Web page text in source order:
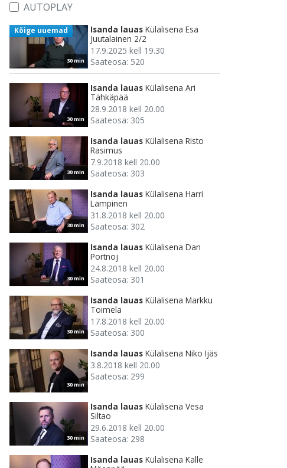
AUTOPLAY
30 min
Kõige uuemad Isanda lauas Külalisena Esa
Juutalainen 2/2
17.9.2025 kell 19.30
Saateosa: 520
30 min
Isanda lauas Külalisena Ari
Tähkäpää
28.9.2018 kell 20.00
Saateosa: 305
30 min
Isanda lauas Külalisena Risto
Rasimus
7.9.2018 kell 20.00
Saateosa: 303
30 min
Isanda lauas Külalisena Harri
Lampinen
31.8.2018 kell 20.00
Saateosa: 302
30 min
Isanda lauas Külalisena Dan
Portnoj
24.8.2018 kell 20.00
Saateosa: 301
30 min
Isanda lauas Külalisena Markku
Toimela
17.8.2018 kell 20.00
Saateosa: 300
30 min
Isanda lauas Külalisena Niko Ijäs
3.8.2018 kell 20.00
Saateosa: 299
30 min
Isanda lauas Külalisena Vesa
Siltao
29.6.2018 kell 20.00
Saateosa: 298
Isanda lauas Külalisena Kalle